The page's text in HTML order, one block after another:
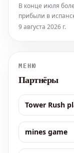
В конце июля
прибыли в
Для многих этот
9 августа 2026 г.
МЕНЮ
Партнёры
Tower Rush
mines game